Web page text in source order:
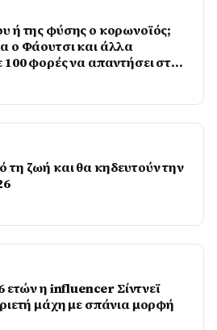
ή της φύσης ο κορωνοϊός;
ο Φάουτσι και άλλα
100 φορές να απαντήσει στο
ζωή και θα κηδευτούν την
ετών η influencer Σίντνεϊ
μάχη με σπάνια μορφή